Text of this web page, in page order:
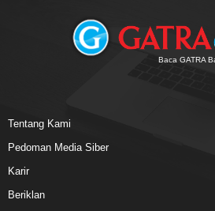
Baca GATRA
Tentang Kami
Pedoman Media Siber
Karir
Beriklan